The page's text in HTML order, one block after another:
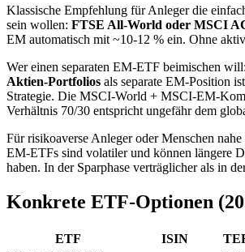
Klassische Empfehlung für Anleger die
sein wollen: FTSE All-World oder MSCI
EM automatisch mit ~10-12 % ein. Ohne
Wer einen separaten EM-ETF beimischen will:
Aktien-Portfolios als separate EM-Position
Strategie. Die MSCI-World + MSCI-EM-
Verhältnis 70/30 entspricht ungefähr dem
Für risikoaverse Anleger oder Menschen
EM-ETFs sind volatiler und können längere
haben. In der Sparphase verträglicher als in
Konkrete ETF-Optionen
ETF ISIN